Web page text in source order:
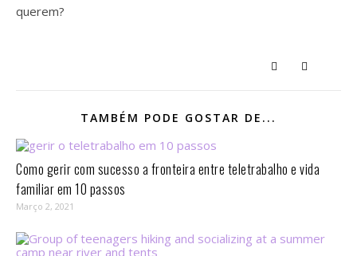
querem?
TAMBÉM PODE GOSTAR DE...
Como gerir com sucesso a fronteira entre teletrabalho e vida
familiar em 10 passos⁣
Março 2, 2021